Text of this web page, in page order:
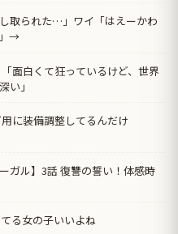
取られた…」ワイ「はえーかわ
→
面白くて狂っているけど、世界
い」
に装備調整してるんだけ
ガル】3話 復讐の誓い！体感時
る女の子いいよね